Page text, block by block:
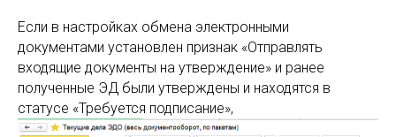
Если в настройках обмена электронными
документами установлен признак «Отправлять
входящие документы на утверждение» и ранее
полученные ЭД были утверждены и находятся в
статусе «Требуется подписание»,